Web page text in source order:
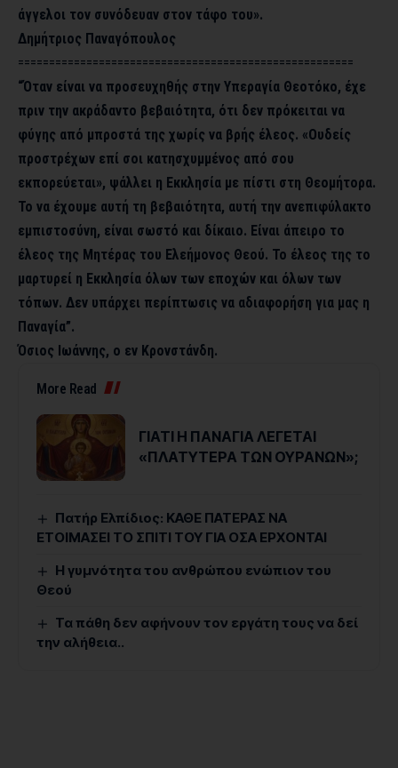
άγγελοι τον συνόδευαν στον τάφο του».
Δημήτριος Παναγόπουλος
======================================================
“Όταν είναι να προσευχηθής στην Υπεραγία Θεοτόκο, έχε
πριν την ακράδαντο βεβαιότητα, ότι δεν πρόκειται να
φύγης από μπροστά της χωρίς να βρής έλεος. «Ουδείς
προστρέχων επί σοι κατησχυμμένος από σου
εκπορεύεται», ψάλλει η Εκκλησία με πίστι στη Θεομήτορα.
Το να έχουμε αυτή τη βεβαιότητα, αυτή την ανεπιφύλακτο
εμπιστοσύνη, είναι σωστό και δίκαιο. Είναι άπειρο το
έλεος της Μητέρας του Ελεήμονος Θεού. Το έλεος της το
μαρτυρεί η Εκκλησία όλων των εποχών και όλων των
τόπων. Δεν υπάρχει περίπτωσις να αδιαφορήση για μας η
Παναγία”.
Όσιος Ιωάννης, ο εν Κρονστάνδη.
More Read
ΓΙΑΤΙ Η ΠΑΝΑΓΙΑ ΛΕΓΕΤΑΙ
«ΠΛΑΤΥΤΕΡΑ ΤΩΝ ΟΥΡΑΝΩΝ»;
Πατήρ Ελπίδιος: ΚΑΘΕ ΠΑΤΕΡΑΣ ΝΑ
ΕΤΟΙΜΑΣΕΙ ΤΟ ΣΠΙΤΙ ΤΟΥ ΓΙΑ ΟΣΑ ΕΡΧΟΝΤΑΙ
Η γυμνότητα του ανθρώπου ενώπιον του
Θεού
Τα πάθη δεν αφήνουν τον εργάτη τους να δεί
την αλήθεια..